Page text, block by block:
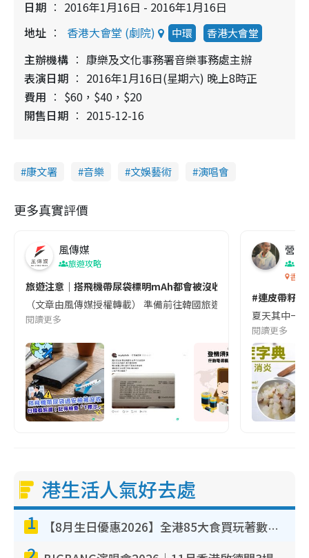
日期
2016年1月16日 - 2016年1月16日
地址
香港大會堂 (劇院) 中環 香港大會堂
主辦機構
康樂及文化事務署音樂事務處主辦
表演日期
2016年1月16日(星期六) 晚上8時正
費用
$60，$40，$20
開售日期
2015-12-16
康文署 音樂 文娛藝術 演唱會
更多真實評價
風傳媒
旅遊攻略
旅遊注意｜搭飛機帶尿袋標明mAh都會被沒收😱出發前切記檢查
（文章由風傳媒授權轉載） 準備前往韓國旅遊的民眾，近期要
閱讀更多
營養
香港
#連皮帶籽
夏天其中一
閱讀更多
港生活人氣好去處
1 【8月生日優惠2026】全港85大食買玩著數攻略 自助餐/火鍋放題同行免費＋誠品/DONKI送現金券